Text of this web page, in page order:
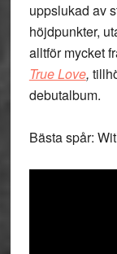
uppslukad av
höjdpunkter,
alltför mycket
True Love,
debutalbum.
Bästa spår: